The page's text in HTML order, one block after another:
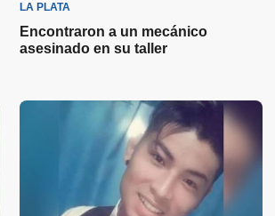
LA PLATA
Encontraron a un mecánico
asesinado en su taller